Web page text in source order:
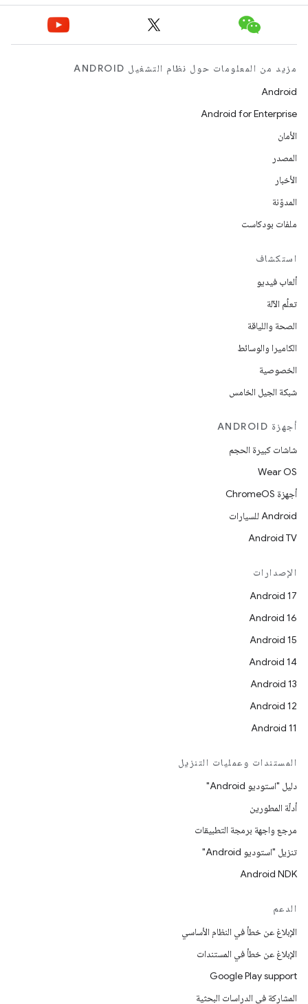
مزيد من المعلومات حول نظام التشغيل ANDROID
Android
Android for Enterprise
الأمان
المصدر
الأخبار
المدوّنة
ملفات بودكاست
استكشاف
ألعاب فيديو
تعلُم الآلة
الصحة واللياقة
الكاميرا والوسائط
الخصوصية
شبكة الجيل الخامس
أجهزة ANDROID
شاشات كبيرة الحجم
Wear OS
أجهزة ChromeOS
Android للسيارات
Android TV
الإصدارات
Android 17
Android 16
Android 15
Android 14
Android 13
Android 12
Android 11
المستندات وعمليات التنزيل
دليل "استوديو Android"
أدلّة المطورين
مرجع واجهة برمجة التطبيقات
تنزيل "استوديو Android"
Android NDK
الدعم
الإبلاغ عن خطأ في النظام الأساسي
الإبلاغ عن خطأ في المستندات
Google Play support
المشاركة في الدراسات البحثية